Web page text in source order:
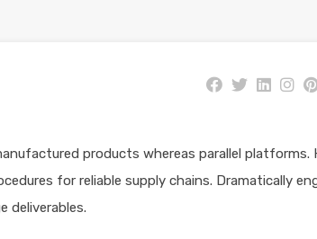
products whereas parallel platforms.
for reliable supply chains. Dramatically
deliverables.